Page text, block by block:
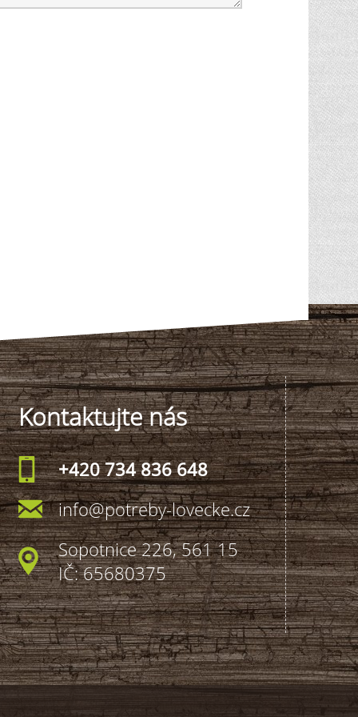
Kontaktujte nás
+420 734 836 648
info@potreby-lovecke.cz
Sopotnice 226, 561 15
IČ: 65680375